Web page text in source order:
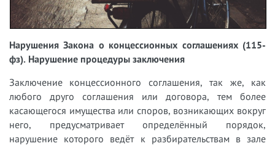
Нарушения Закона о концессионных соглашениях (115-
фз). Нарушение процедуры заключения
Заключение концессионного соглашения, так же, как
любого друго соглашения или договора, тем более
касающегося имущества или споров, возникающих вокруг
него, предусматривает определённый порядок,
нарушение которого ведёт к разбирательствам в зале